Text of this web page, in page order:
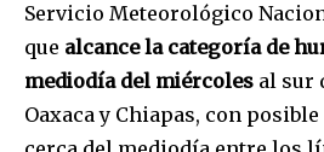
Servicio Meteorológico
que alcance la categoría de
mediodía del miércoles al sur
Oaxaca y Chiapas, con